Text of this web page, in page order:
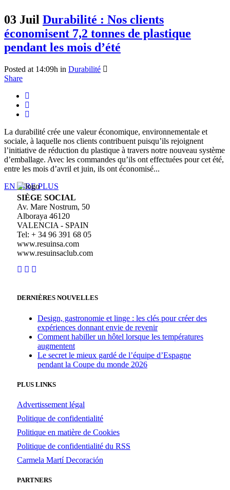
03 Juil Durabilité : Nos clients
économisent 7,2 tonnes de plastique
pendant les mois d’été
Posted at 14:09h in Durabilité
Share
La durabilité crée une valeur économique, environnementale et
sociale, à laquelle nos clients contribuent puisqu’ils rejoignent
l’initiative de réduction du plastique à travers notre nouveau système
d’emballage. Avec les commandes qu’ils ont effectuées pour cet été,
entre les mois d’avril et juin, ils ont économisé...
EN LIRE PLUS
SIÈGE SOCIAL
Av. Mare Nostrum, 50
Alboraya 46120
VALENCIA - SPAIN
Tel: + 34 96 391 68 05
www.resuinsa.com
www.resuinsaclub.com
DERNIÈRES NOUVELLES
Design, gastronomie et linge : les clés pour créer des
expériences donnant envie de revenir
Comment habiller un hôtel lorsque les températures
augmentent
Le secret le mieux gardé de l’équipe d’Espagne
pendant la Coupe du monde 2026
PLUS LINKS
Advertissement légal
Politique de confidentialité
Politique en matière de Cookies
Politique de confidentialité du RSS
Carmela Martí Decoración
PARTNERS